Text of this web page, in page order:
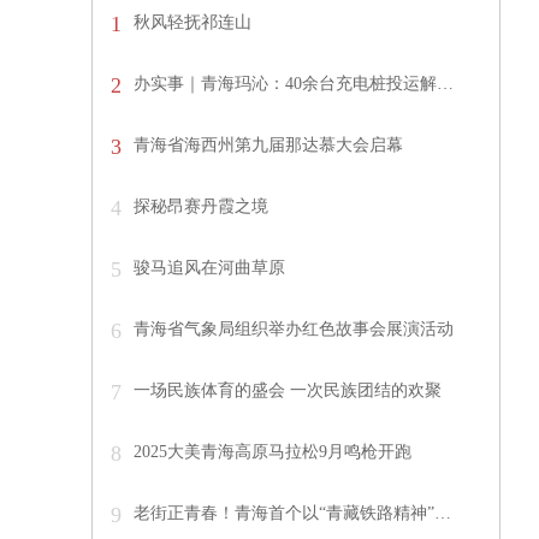
1 秋风轻抚祁连山
2 办实事｜青海玛沁：40余台充电桩投运解…
3 青海省海西州第九届那达慕大会启幕
4 探秘昂赛丹霞之境
5 骏马追风在河曲草原
6 青海省气象局组织举办红色故事会展演活动
7 一场民族体育的盛会 一次民族团结的欢聚
8 2025大美青海高原马拉松9月鸣枪开跑
9 老街正青春！青海首个以“青藏铁路精神”…